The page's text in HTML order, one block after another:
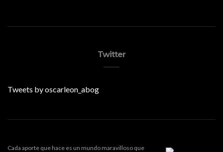
Twitter
Tweets by oscarleon_abog
Cada aporte que hace es un mundo maravilloso que